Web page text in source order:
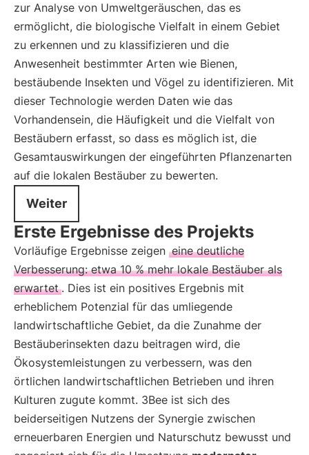
zur Analyse von Umweltgeräuschen, das es
ermöglicht, die biologische Vielfalt in einem Gebiet
zu erkennen und zu klassifizieren und die
Anwesenheit bestimmter Arten wie Bienen,
bestäubende Insekten und Vögel zu identifizieren. Mit
dieser Technologie werden Daten wie das
Vorhandensein, die Häufigkeit und die Vielfalt von
Bestäubern erfasst, so dass es möglich ist, die
Gesamtauswirkungen der eingeführten Pflanzenarten
auf die lokalen Bestäuber zu bewerten.
Weiter
Erste Ergebnisse des Projekts
Vorläufige Ergebnisse zeigen eine deutliche
Verbesserung: etwa 10 % mehr lokale Bestäuber als
erwartet . Dies ist ein positives Ergebnis mit
erheblichem Potenzial für das umliegende
landwirtschaftliche Gebiet, da die Zunahme der
Bestäuberinsekten dazu beitragen wird, die
Ökosystemleistungen zu verbessern, was den
örtlichen landwirtschaftlichen Betrieben und ihren
Kulturen zugute kommt. 3Bee ist sich des
beiderseitigen Nutzens der Synergie zwischen
erneuerbaren Energien und Naturschutz bewusst und